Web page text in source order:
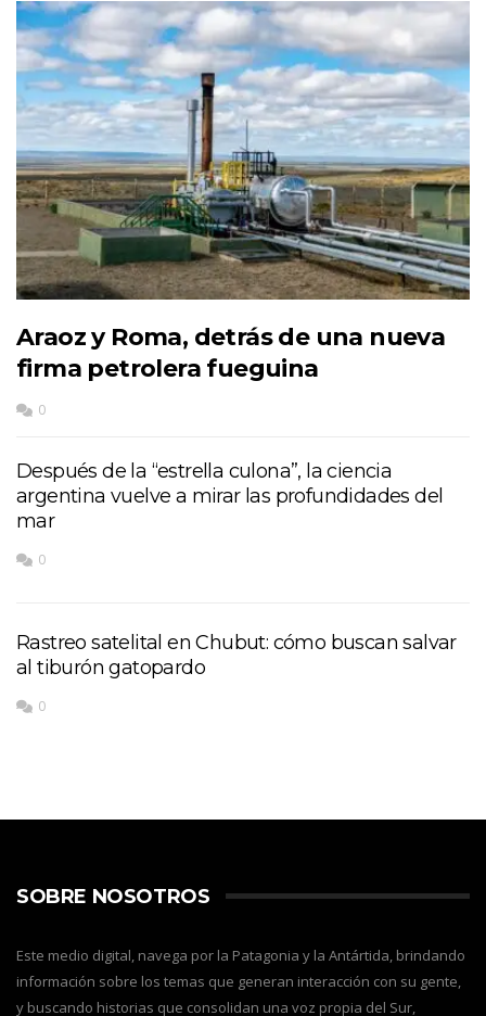
Araoz y Roma, detrás de una nueva
firma petrolera fueguina
0
Después de la “estrella culona”, la ciencia
argentina vuelve a mirar las profundidades del
mar
0
Rastreo satelital en Chubut: cómo buscan salvar
al tiburón gatopardo
0
SOBRE NOSOTROS
Este medio digital, navega por la Patagonia y la Antártida, brindando
información sobre los temas que generan interacción con su gente,
y buscando historias que consolidan una voz propia del Sur,